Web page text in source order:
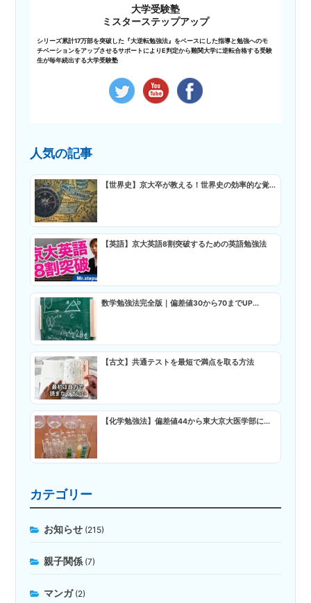
大学受験塾
ミスターステップアップ
シリーズ累計17万部を突破した『大逆転勉強法』をベースにした指導と勉強へのモ
チベーションをアップさせるサポートによりE判定から難関大学に逆転合格する受験
生が毎年続出する大学受験塾
人気の記事
【世界史】京大卒が教える！世界史の効率的な覚...
【英語】京大英語8割突破するための英語勉強法
数学勉強法完全版｜偏差値30から70までUP...
【古文】共通テストを最短で満点を取る方法
【化学勉強法】偏差値44から東大京大医学部に...
カテゴリー
お知らせ (215)
親子関係 (7)
マンガ(2)